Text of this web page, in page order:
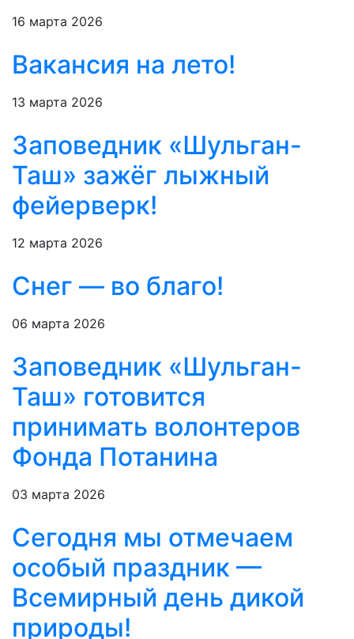
16 марта 2026
Вакансия на лето!
13 марта 2026
Заповедник «Шульган-
Таш» зажёг лыжный
фейерверк!
12 марта 2026
Снег — во благо!
06 марта 2026
Заповедник «Шульган-
Таш» готовится
принимать волонтеров
Фонда Потанина
03 марта 2026
Сегодня мы отмечаем
особый праздник —
Всемирный день дикой
природы!